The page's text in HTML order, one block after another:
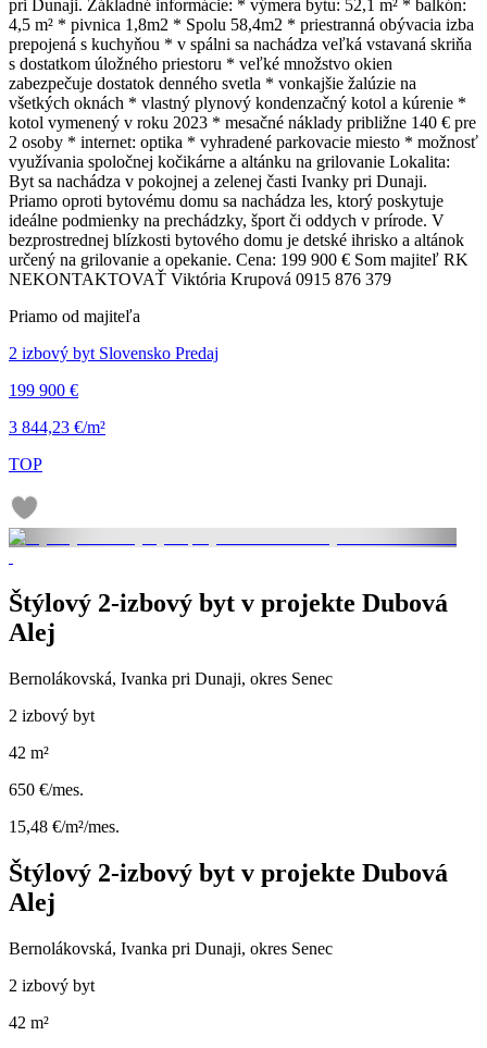
pri Dunaji. Základné informácie: * výmera bytu: 52,1 m² * balkón:
4,5 m² * pivnica 1,8m2 * Spolu 58,4m2 * priestranná obývacia izba
prepojená s kuchyňou * v spálni sa nachádza veľká vstavaná skriňa
s dostatkom úložného priestoru * veľké množstvo okien
zabezpečuje dostatok denného svetla * vonkajšie žalúzie na
všetkých oknách * vlastný plynový kondenzačný kotol a kúrenie *
kotol vymenený v roku 2023 * mesačné náklady približne 140 € pre
2 osoby * internet: optika * vyhradené parkovacie miesto * možnosť
využívania spoločnej kočikárne a altánku na grilovanie Lokalita:
Byt sa nachádza v pokojnej a zelenej časti Ivanky pri Dunaji.
Priamo oproti bytovému domu sa nachádza les, ktorý poskytuje
ideálne podmienky na prechádzky, šport či oddych v prírode. V
bezprostrednej blízkosti bytového domu je detské ihrisko a altánok
určený na grilovanie a opekanie. Cena: 199 900 € Som majiteľ RK
NEKONTAKTOVAŤ Viktória Krupová 0915 876 379
Priamo od majiteľa
2 izbový byt Slovensko Predaj
199 900 €
3 844,23 €/m²
TOP
Štýlový 2-izbový byt v projekte Dubová
Alej
Bernolákovská, Ivanka pri Dunaji, okres Senec
2 izbový byt
42 m²
650 €/mes.
15,48 €/m²/mes.
Štýlový 2-izbový byt v projekte Dubová
Alej
Bernolákovská, Ivanka pri Dunaji, okres Senec
2 izbový byt
42 m²